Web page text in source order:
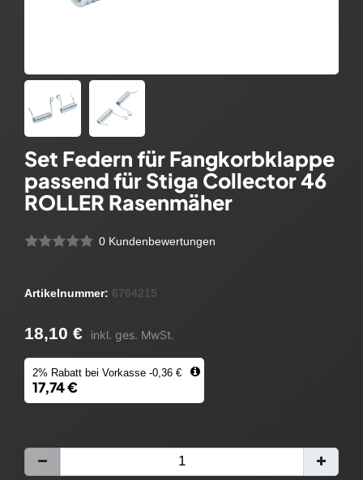
Set Federn für Fangkorbklappe
passend für Stiga Collector 46
ROLLER Rasenmäher
0 Kundenbewertungen
Artikelnummer: 6764215
18,10 € inkl. ges. MwSt.
2% Rabatt bei Vorkasse -0,36 €
17,74 €